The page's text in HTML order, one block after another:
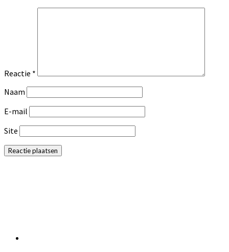
Reactie *
Naam
E-mail
Site